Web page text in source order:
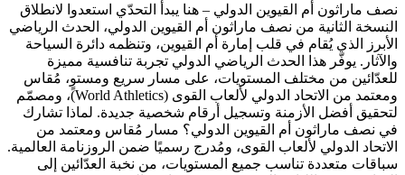
نصف ماراثون أم القيوين الدولي – هنا يبدأ التحدّي استعدوا لانطلاق
النسخة الثانية من نصف ماراثون أم القيوين الدولي، الحدث الرياضي
الأبرز الذي يُقام في قلب إمارة أم القيوين، وتنظمه دائرة السياحة
والآثار. يوفّر هذا الحدث الرياضي الدولي تجربة تنافسية مميزة
للعدّائين من مختلف المستويات، على مسار سريع ومستوٍ، مُقاس
ومعتمد من الاتحاد الدولي لألعاب القوى (World Athletics)، ومصمّم
لتحقيق أفضل الأزمنة وتسجيل أرقام شخصية جديدة. لماذا تشارك
في نصف ماراثون أم القيوين الدولي؟ مسار مُقاس ومعتمد من
الاتحاد الدولي لألعاب القوى، ومُدرج رسميًا ضمن الروزنامة العالمية.
سباقات متعددة تناسب جميع المستويات، من نخبة العدّائين إلى